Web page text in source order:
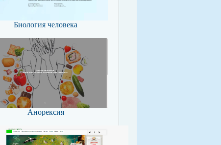
Биология человека
Анорексия